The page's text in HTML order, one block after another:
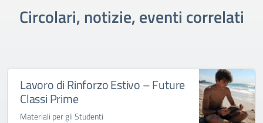
Circolari, notizie, eventi correlati
Lavoro di Rinforzo Estivo – Future
Classi Prime
Materiali per gli Studenti